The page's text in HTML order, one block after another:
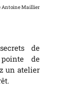
Antoine Maillier
de
de
un atelier